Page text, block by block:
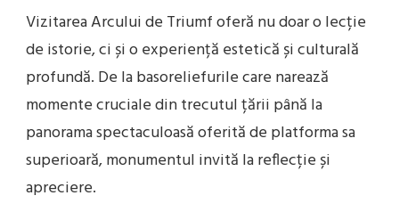
Vizitarea Arcului de Triumf oferă nu doar o lecție
de istorie, ci și o experiență estetică și culturală
profundă. De la basoreliefurile care narează
momente cruciale din trecutul țării până la
panorama spectaculoasă oferită de platforma sa
superioară, monumentul invită la reflecție și
apreciere.